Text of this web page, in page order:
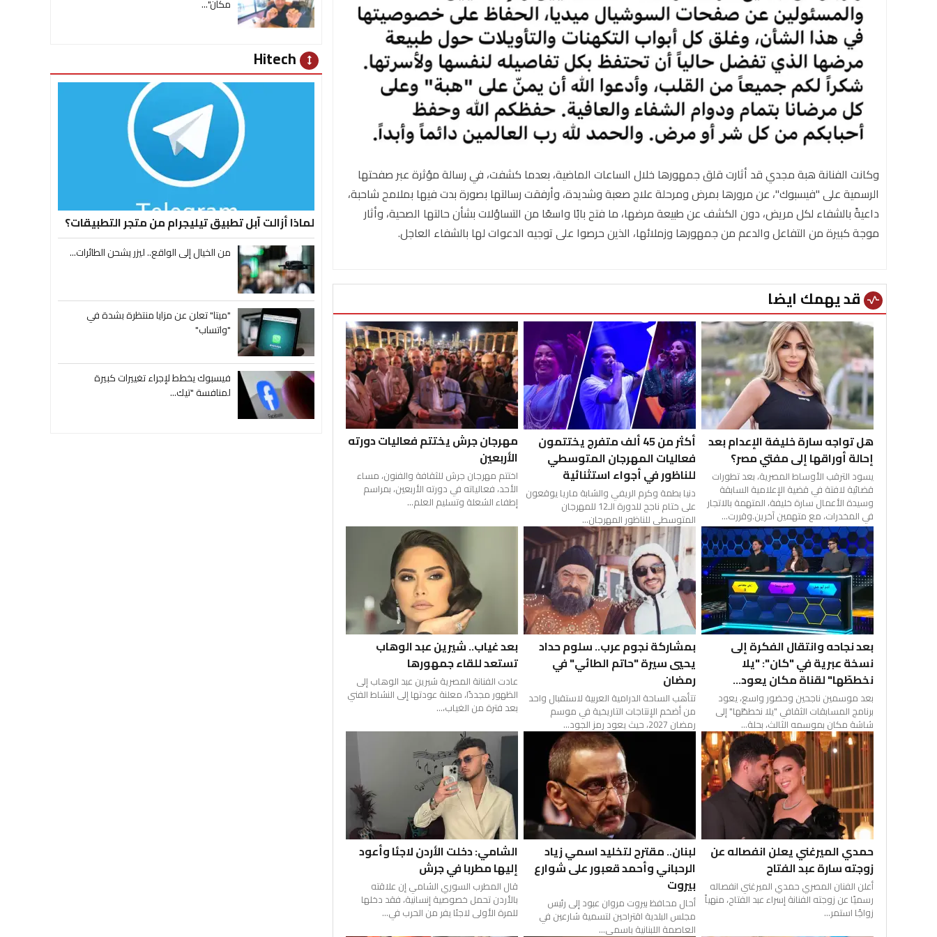
وكانت الفنانة هبة مجدي قد أثارت قلق جمهورها خلال الساعات الماضية، بعدما كشفت، في رسالة مؤثرة عبر صفحتها
الرسمية على "فيسبوك"، عن مرورها بمرض ومرحلة علاج صعبة وشديدة، وأرفقت رسالتها بصورة بدت فيها بملامح شاحبة،
داعيةً بالشفاء لكل مريض، دون الكشف عن طبيعة مرضها، ما فتح بابًا واسعًا من التساؤلات بشأن حالتها الصحية، وأثار
موجة كبيرة من التفاعل والدعم من جمهورها وزملائها، الذين حرصوا على توجيه الدعوات لها بالشفاء العاجل.
vital_signs قد يهمك ايضا
هل تواجه سارة خليفة الإعدام بعد
إحالة أوراقها إلى مفتي مصر؟
يسود الترقب الأوساط المصرية، بعد تطورات
قضائية لافتة في قضية الإعلامية السابقة
وسيدة الأعمال سارة خليفة، المتهمة بالاتجار
في المخدرات، مع متهمين آخرين.وقررت...
أكثر من 45 ألف متفرج يختتمون
فعاليات المهرجان المتوسطي
للناظور في أجواء استثنائية
دنيا بطمة وكرم الريفي والشابة ماريا يوقعون
على ختام ناجح للدورة الـ12 للمهرجان
المتوسطي للناظور المهرجان...
مهرجان جرش يختتم فعاليات دورته
الأربعين
اختتم مهرجان جرش للثقافة والفنون، مساء
الأحد، فعالياته في دورته الأربعين، بمراسم
إطفاء الشعلة وتسليم العلم...
بعد نجاحه وانتقال الفكرة إلى
نسخة عبرية في "كان": "يلا
نخططّها" لقناة مكان يعود...
بعد موسمين ناجحين وحضور واسع، يعود
برنامج المسابقات الثقافي "يلا نخططّها" إلى
شاشة مكان بموسمه الثالث، بحلة...
بمشاركة نجوم عرب.. سلوم حداد
يحيي سيرة "حاتم الطائي" في
رمضان
تتأهب الساحة الدرامية العربية لاستقبال واحد
من أضخم الإنتاجات التاريخية في موسم
رمضان 2027، حيث يعود رمز الجود...
بعد غياب.. شيرين عبد الوهاب
تستعد للقاء جمهورها
عادت الفنانة المصرية شيرين عبد الوهاب إلى
الظهور مجددًا، معلنة عودتها إلى النشاط الفني
بعد فترة من الغياب،...
حمدي الميرغني يعلن انفصاله عن
زوجته سارة عبد الفتاح
أعلن الفنان المصري حمدي الميرغني انفصاله
رسميًا عن زوجته الفنانة إسراء عبد الفتاح، منهياً
زواجًا استمر...
لبنان.. مقترح لتخليد اسمي زياد
الرحباني وأحمد قعبور على شوارع
بيروت
أحال محافظ بيروت مروان عبود إلى رئيس
مجلس البلدية اقتراحين لتسمية شارعين في
العاصمة اللبنانية باسمي...
الشامي: دخلت الأردن لاجئا وأعود
إليها مطربا في جرش
قال المطرب السوري الشامي إن علاقته
بالأردن تحمل خصوصية إنسانية، فقد دخلها
للمرة الأولى لاجئا يفر من الحرب في...
مكان"...
height
لماذا أزالت آبل تطبيق تيليجرام من متجر التطبيقات؟
من الخيال إلى الواقع.. ليزر يشحن الطائرات...
"ميتا" تعلن عن مزايا منتظرة بشدة في
"واتساب"
فيسبوك يخطط لإجراء تغييرات كبيرة
لمنافسة "تيك...